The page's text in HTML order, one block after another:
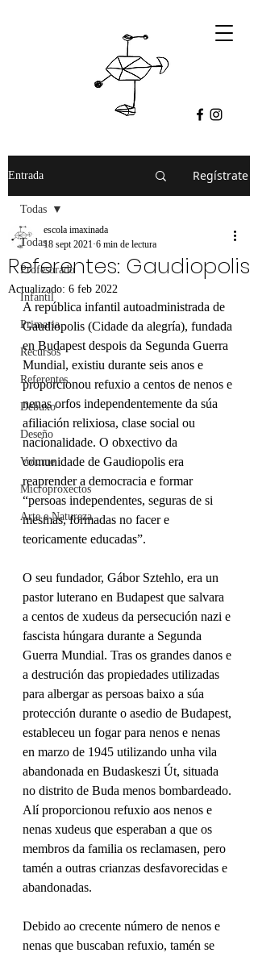
Entrada Regístrate
Todas
Profesorado
Infantil
Primaria
Recursos
Referentes
Debuxo
Deseño
Volume
Microproxectos
Arte e Natureza
Todas
Referentes: Gaudiopolis
escola imaxinada
18 sept 2021 6 min de lectura
Actualizado: 6 feb 2022
A república infantil autoadministrada de
Gaudiopolis (Cidade da alegría), fundada
en Budapest despois da Segunda Guerra
Mundial, existiu durante seis anos e
proporcionou refuxio a centos de nenos e
nenas orfos independentemente da súa
afiliación relixiosa, clase social ou
nacionalidade. O obxectivo da
comunidade de Gaudiopolis era
reaprender a democracia e formar
“persoas independentes, seguras de si
mesmas, formadas no facer e
teoricamente educadas”.
O seu fundador, Gábor Sztehlo, era un
pastor luterano en Budapest que salvara
a centos de xudeus da persecución nazi e
fascista húngara durante a Segunda
Guerra Mundial. Tras os grandes danos e
a destrución das propiedades utilizadas
para albergar as persoas baixo a súa
protección durante o asedio de Budapest,
estableceu un fogar para nenos e nenas
en marzo de 1945 utilizando unha vila
abandonada en Budaskeszi Út, situada
no distrito de Buda menos bombardeado.
Alí proporcionou refuxio aos nenos e
nenas xudeus que esperaban a que os
membros da familia os reclamasen, pero
tamén a outras crianzas desfavorecidas e
abandonadas.
Debido ao crecente número de nenos e
nenas que buscaban refuxio, tamén se